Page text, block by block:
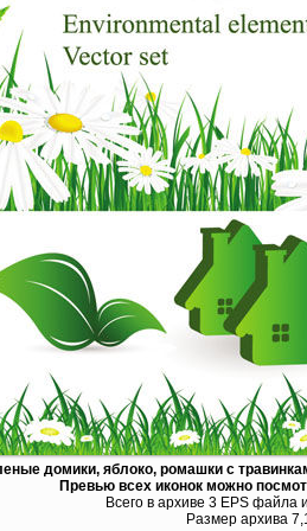
домики, яблоко, ромашки с
Превью всех иконок можно
Всего в архиве 3 EPS файла
Размер архива